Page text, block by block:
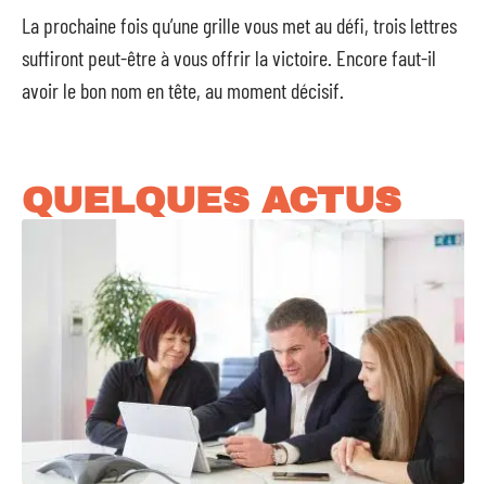
La prochaine fois qu’une grille vous met au défi, trois lettres
suffiront peut-être à vous offrir la victoire. Encore faut-il
avoir le bon nom en tête, au moment décisif.
QUELQUES ACTUS